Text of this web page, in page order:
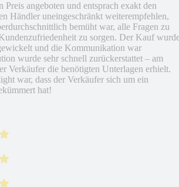
Preis angeboten und entsprach exakt den
Händler uneingeschränkt weiterempfehlen,
bemüht war, alle Fragen zu
zu sorgen. Der Kauf
und die Kommunikation war
wurde sehr schnell zurückerstattet – am
Verkäufer die benötigten Unterlagen erhielt.
war, dass der Verkäufer sich um ein
hat!